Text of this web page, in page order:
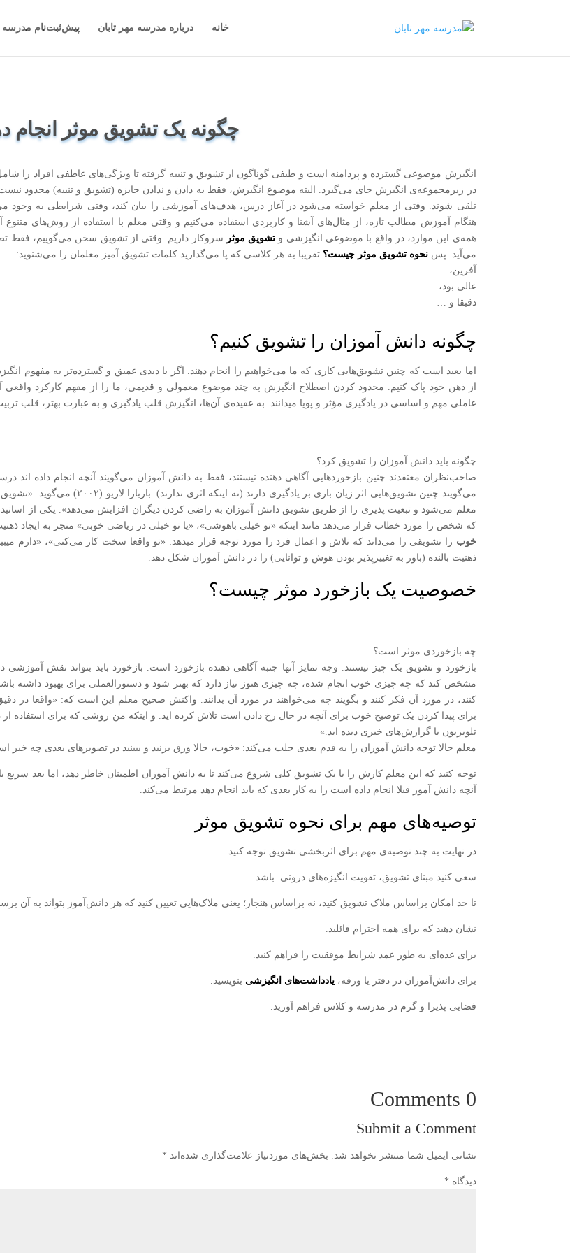
خانه درباره مدرسه مهر تابان پیش‌ثبت‌نام مدرسه
چگونه یک تشویق موثر انجام
انگیزش موضوعی گسترده و پردامنه است و طیفی گوناگون از تشویق و تنبیه گرفته تا ویژگی‌های عاطفی افراد را
در زیرمجموعه‌ی انگیزش جای می‌گیرد. البته موضوع انگیزش، فقط به دادن و ندادن جایزه (تشویق و تنبیه) محدود
تلقی شوند. وقتی از معلم خواسته می‌شود در آغاز درس، هدف‌های آموزشی را بیان كند، وقتی شرایطی به وجود
هنگام آموزش مطالب تازه، از مثال‌های آشنا و كاربردی استفاده می‌کنیم و وقتی معلم با استفاده از روش‌های
همه‌ی این موارد، در واقع با موضوعی انگیزشی و تشویق موثر
سروكار داریم. وقتی از تشویق سخن می‌گوییم، فقط
می‌آید. پسنحوه تشویق موثر چیست؟ تقریبا به هر کلاسی که پا می‌گذارید کلمات تشویق آمیز معلمان را می‌شنوید:
آفرین،
عالی بود،
دقیقا و …
چگونه دانش آموزان را تشویق کنیم؟
اما بعید است که چنین تشویق‌هایی کاری که ما می‌خواهیم را انجام دهند. اگر با دیدی عمیق و گسترده‌تر به مفهوم
از ذهن خود پاک کنیم. محدود کردن اصطلاح انگیزش به چند موضوع معمولی و قدیمی، ما را از مفهم کارکرد
عاملی مهم و اساسی در یادگیری مؤثر و پویا میدانند. به عقیده‌ی آن‌ها، انگیزش قلب یادگیری و به عبارت بهتر، قلب
چگونه بايد دانش آموزان را تشویق کرد؟
صاحب‌نظران معتقدند چنین بازخوردهایی آگاهی دهنده نیستند، فقط به دانش آموزان می‌گویند آنچه انجام داده اند
می‌گویند چنین تشویق‌هایی اثر زیان
معلم می‌شود و تبعیت پذیری را از طریق تشویق دانش آموزان به راضی کردن دیگران افزایش می‌دهد». یکی از اساتید
که شخص را مورد خطاب قرار می‌دهد مانند اینکه «تو خیلی باهوشی»، «یا تو خیلی در ریاضی خوبی» منجر به ایجاد
خوب را تشویقی را می‌داند که تلاش و اعمال فرد را مورد توجه قرار میدهد: «تو واقعا سخت کار می‌کنی»، «دارم
ذهنیت بالنده (باور به تغییرپذیر بودن هوش و توانایی) را در دانش آموزان شکل دهد.
خصوصیت یک بازخورد موثر چیست؟
چه بازخوردی موثر است؟
بازخورد و تشویق یک چیز نیستند. وجه تمایز آنها جنبه آگاهی دهنده بازخورد است. بازخورد باید بتواند نقش
مشخص کند که چه چیزی خوب انجام شده، چه چیزی هنوز نیاز دارد که بهتر شود و دستورالعملی برای بهبود داشته
کنند، در مورد آن فکر کنند و بگویند چه می‌خواهند در مورد آن بدانند. واکنش صحیح معلم این است که: «واقعا در
برای پیدا کردن یک توضیح خوب برای آنچه در حال رخ دادن است تلاش کرده اید. و اینکه من روشی که برای استفاده از
تلویزیون یا گزارش‌های خبری دیده اید.»
معلم حالا توجه دانش آموزان را به قدم بعدی جلب می‌کند: «خوب، حالا ورق بزنید و ببینید در تصویرهای بعدی چه خبر
توجه کنید که این معلم کارش را با یک تشویق کلی شروع می‌کند تا به دانش آموزان اطمینان خاطر دهد، اما بعد
آنچه دانش آموز قبلا انجام داده است را به کار بعدی که باید انجام دهد مرتبط می‌کند.
توصیه‌های مهم برای نحوه تشویق موثر
در نهایت به چند توصیه‌ی مهم برای اثربخشی تشویق توجه کنید:
سعى كنید مبناى تشویق، تقویت انگیزه‌هاى درونى باشد.
تا حد امكان براساس ملاک تشویق كنید، نه براساس هنجار؛ یعنى ملاک‌هایى تعیین كنید كه هر دانش‌آموز بتواند به آن
نشان دهید كه براى همه احترام قائلید.
براى عده‌ای به طور عمد شرایط موفقیت را فراهم کنید.
براى دانش‌آموزان در دفتر یا ورقه،یادداشت‌های انگیزشی بنویسید.
فضایى پذیرا و گرم در مدرسه و كلاس فراهم آورید.
0 Comments
Submit a Comment
نشانی ایمیل شما منتشر نخواهد شد. بخش‌های موردنیاز علامت‌گذاری شده‌اند *
دیدگاه *